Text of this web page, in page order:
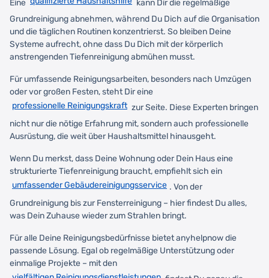
Eine
kann Dir die regelmäßige
Grundreinigung abnehmen, während Du Dich auf die Organisation
und die täglichen Routinen konzentrierst. So bleiben Deine
Systeme aufrecht, ohne dass Du Dich mit der körperlich
anstrengenden Tiefenreinigung abmühen musst.
Für umfassende Reinigungsarbeiten, besonders nach Umzügen
oder vor großen Festen, steht Dir eine
professionelle Reinigungskraft zur Seite. Diese Experten bringen
nicht nur die nötige Erfahrung mit, sondern auch professionelle
Ausrüstung, die weit über Haushaltsmittel hinausgeht.
Wenn Du merkst, dass Deine Wohnung oder Dein Haus eine
strukturierte Tiefenreinigung braucht, empfiehlt sich ein
umfassender Gebäudereinigungsservice . Von der
Grundreinigung bis zur Fensterreinigung – hier findest Du alles,
was Dein Zuhause wieder zum Strahlen bringt.
Für alle Deine Reinigungsbedürfnisse bietet anyhelpnow die
passende Lösung. Egal ob regelmäßige Unterstützung oder
einmalige Projekte – mit den